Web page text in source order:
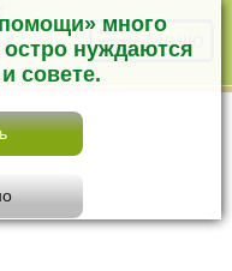
много
нуждаются
совете.
Меню